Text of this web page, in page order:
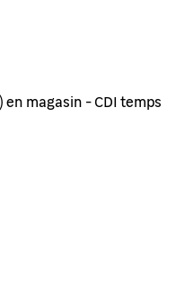
magasin - CDI temps